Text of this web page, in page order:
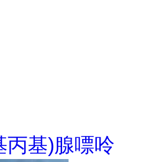
丙基)腺嘌呤